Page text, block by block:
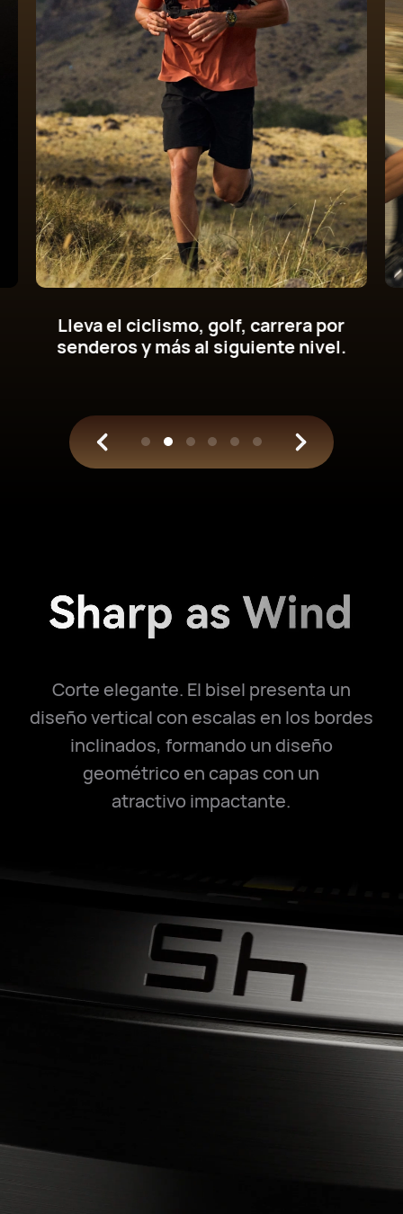
Descubre el nuevo potenciómetro de
muñeca paraciclismo y entrena con
Corte elegante. El bisel presenta un
diseño vertical con escalas en los bordes
inclinados, formando un diseño
geométrico en capas con un
atractivo⁠ impactante.